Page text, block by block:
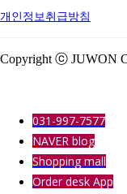
개인정보취급방침
Copyright ⓒ JUWON
031-997-7577
NAVER blog
Shopping mall
Order desk App